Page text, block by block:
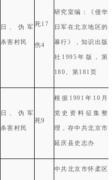
日、伪军
杀害村民
死17
伤4
研究室编：《侵华
日军在北京地区的
暴行》，知识出版
社 1995 年版，第
180、 第181 页
日、伪军
杀害村民
死9
根据 1991 年 10 月
党史资料征集整
理，存中共北京市
延庆县史志办
中共北京市怀柔区